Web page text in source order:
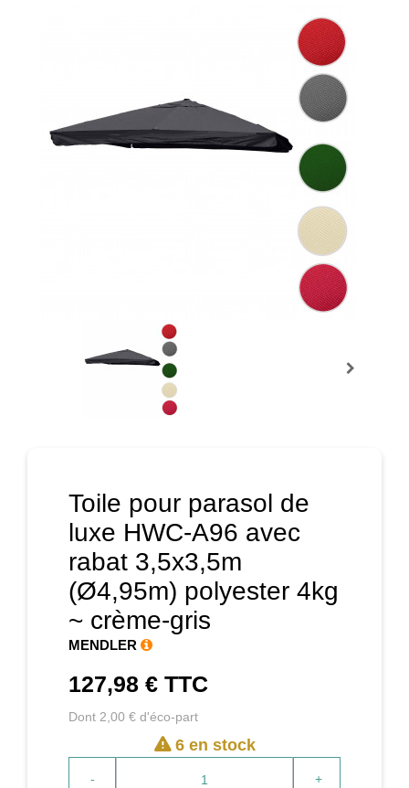
Toile pour parasol de
luxe HWC-A96 avec
rabat 3,5x3,5m
(Ø4,95m) polyester 4kg
~ crème-gris
MENDLER
127,98 € TTC
Dont 2,00 € d'éco-part
6 en stock
- +